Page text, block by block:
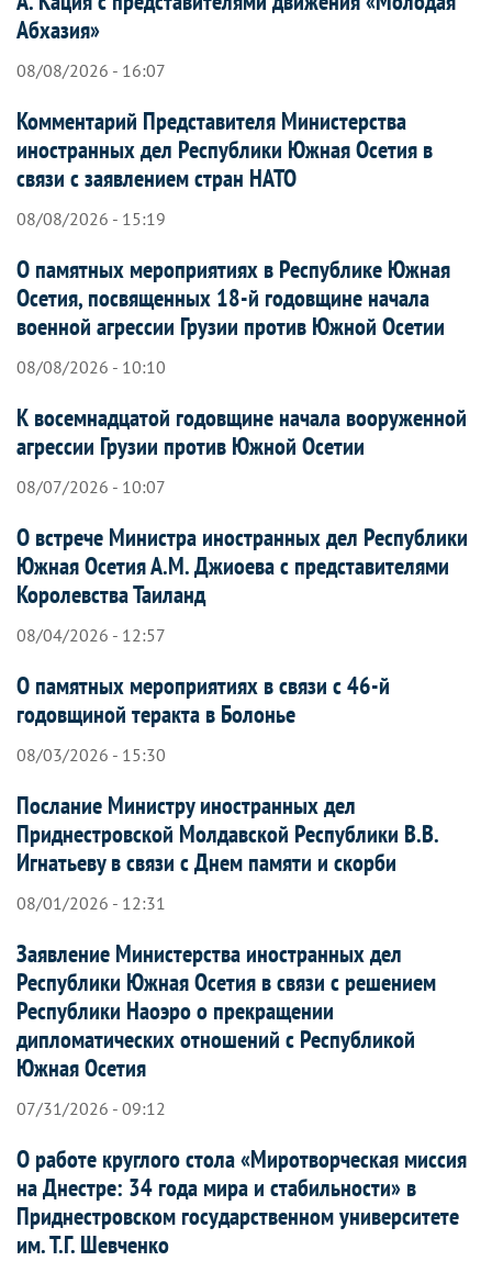
Абхазия»
08/08/2026 - 16:07
Комментарий Представителя Министерства
иностранных дел Республики Южная Осетия в
связи с заявлением стран НАТО
08/08/2026 - 15:19
О памятных мероприятиях в Республике Южная
Осетия, посвященных 18-й годовщине начала
военной агрессии Грузии против Южной Осетии
08/08/2026 - 10:10
К восемнадцатой годовщине начала вооруженной
агрессии Грузии против Южной Осетии
08/07/2026 - 10:07
О встрече Министра иностранных дел Республики
Южная Осетия А.М. Джиоева с представителями
Королевства Таиланд
08/04/2026 - 12:57
О памятных мероприятиях в связи с 46-й
годовщиной теракта в Болонье
08/03/2026 - 15:30
Послание Министру иностранных дел
Приднестровской Молдавской Республики В.В.
Игнатьеву в связи с Днем памяти и скорби
08/01/2026 - 12:31
Заявление Министерства иностранных дел
Республики Южная Осетия в связи с решением
Республики Наоэро о прекращении
дипломатических отношений с Республикой
Южная Осетия
07/31/2026 - 09:12
О работе круглого стола «Миротворческая миссия
на Днестре: 34 года мира и стабильности» в
Приднестровском государственном университете
им. Т.Г. Шевченко